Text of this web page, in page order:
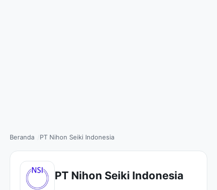
Beranda PT Nihon Seiki Indonesia
PT Nihon Seiki Indonesia